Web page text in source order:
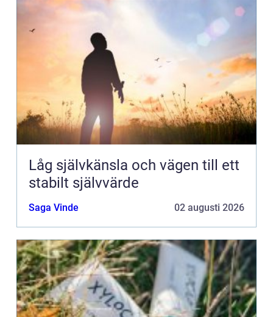
Låg självkänsla och vägen till ett
stabilt självvärde
Saga Vinde 02 augusti 2026